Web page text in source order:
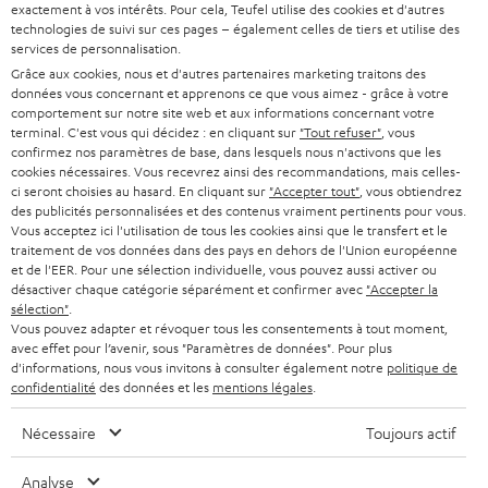
à
l
a
n
e
w
s
l
e
t
t
e
r
SYSTEMES COMPLETS HOME CINEMA
BARRES DE SON
STEREO
SMART HOME
BLUETOOTH
CASQUES AUDIO
CASQUES BLUETOOTH AUDIO
SYSTEMES COMPLETS
ENCEINTES
SUPPORT
CARRIÈRE
PRESSE
B2B
BLOG
NEWSLETTER
MAGASINS
AVANTAGES D’ACHAT
MANAGEMENT
Boutiques en ligne Teufel
ALLEMAGNE
AUTRICHE
SUISSE
PAYS-BAS
BELGIQUE
FRANCE
exactement à vos intérêts. Pour cela, Teufel utilise des cookies et d'autres
technologies de suivi sur ces pages – également celles de tiers et utilise des
services de personnalisation.
Grâce aux cookies, nous et d'autres partenaires marketing traitons des
données vous concernant et apprenons ce que vous aimez - grâce à votre
comportement sur notre site web et aux informations concernant votre
terminal. C'est vous qui décidez : en cliquant sur "Tout refuser" , vous
confirmez nos paramètres de base, dans lesquels nous n'activons que les
cookies nécessaires. Vous recevrez ainsi des recommandations, mais celles-
ci seront choisies au hasard. En cliquant sur "Accepter tout" , vous obtiendrez
des publicités personnalisées et des contenus vraiment pertinents pour vous.
Vous acceptez ici l'utilisation de tous les cookies ainsi que le transfert et le
traitement de vos données dans des pays en dehors de l'Union européenne
et de l'EER. Pour une sélection individuelle, vous pouvez aussi activer ou
désactiver chaque catégorie séparément et confirmer avec "Accepter la
sélection"
Vous pouvez adapter et révoquer tous les consentements à tout moment,
avec effet pour l’avenir, sous "Paramètres de données". Pour plus
d'informations, nous vous invitons à consulter également notre politique de
confidentialité des données et les mentions légales
Nécessaire Toujours actif
Analyse